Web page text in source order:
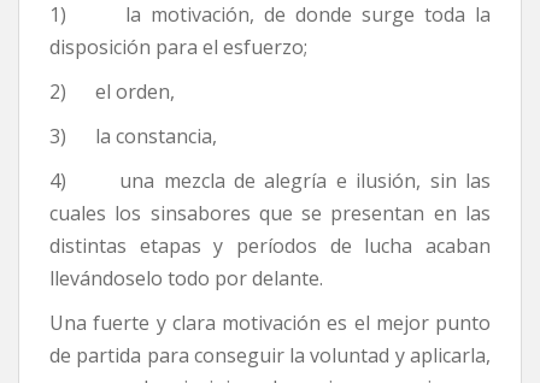
1) la motivación, de donde surge toda la
disposición para el esfuerzo;
2) el orden,
3) la constancia,
4) una mezcla de alegría e ilusión, sin las
cuales los sinsabores que se presentan en las
distintas etapas y períodos de lucha acaban
llevándoselo todo por delante.
Una fuerte y clara motivación es el mejor punto
de partida para conseguir la voluntad y aplicarla,